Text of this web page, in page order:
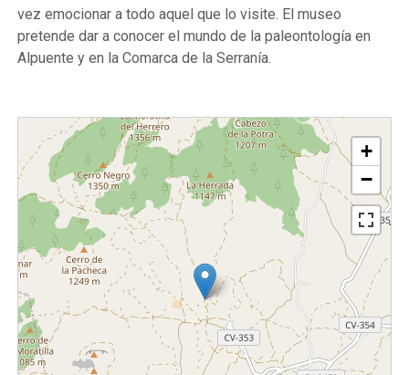
vez emocionar a todo aquel que lo visite. El museo
pretende dar a conocer el mundo de la paleontología en
Alpuente y en la Comarca de la Serranía.
+
−